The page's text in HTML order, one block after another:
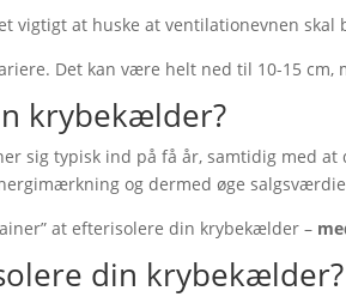
vigtigt at huske at ventilationevnen skal
Det kan være helt ned til 10-15 cm,
krybekælder?
sig typisk ind på få år, samtidig med
og dermed øge
at efterisolere din krybekælder –
din krybekælder?